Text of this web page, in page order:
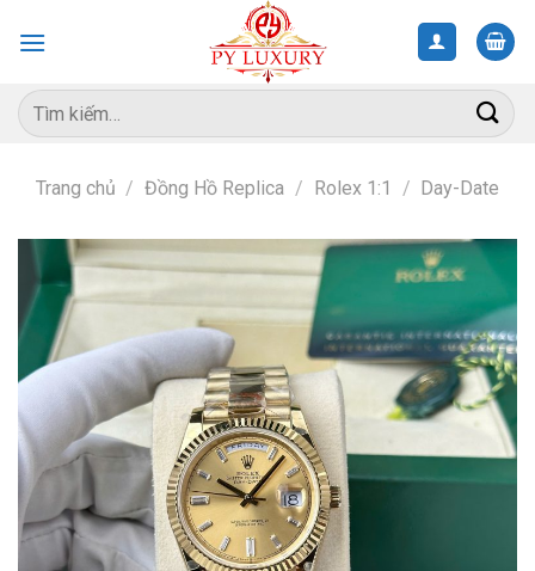
Tìm
kiếm:
Trang chủ / Đồng Hồ Replica / Rolex 1:1 / Day-Date